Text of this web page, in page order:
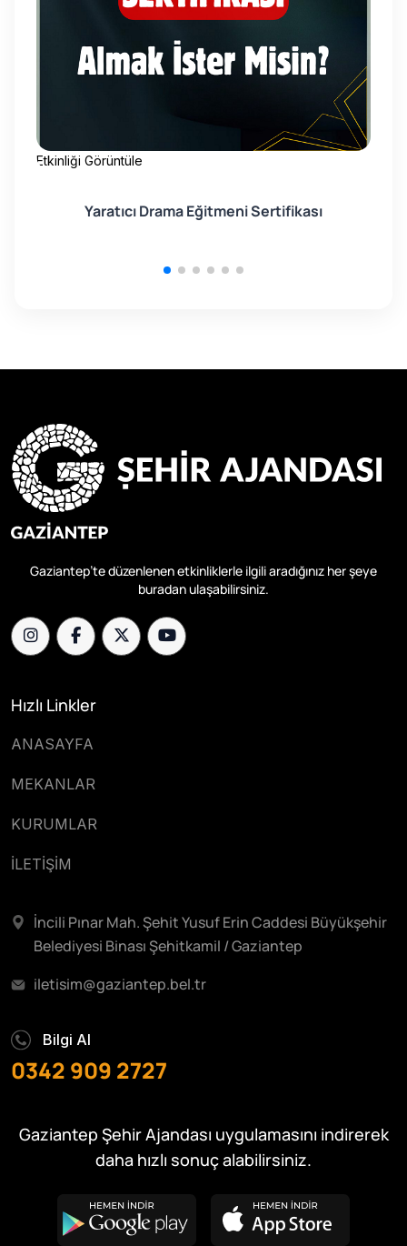
Etkinliği Görüntüle
Yaratıcı Drama Eğitmeni Sertifikası
Gaziantep’te düzenlenen etkinliklerle ilgili aradığınız her şeye
buradan ulaşabilirsiniz.
Hızlı Linkler
ANASAYFA
MEKANLAR
KURUMLAR
İLETİŞİM
İncili Pınar Mah. Şehit Yusuf Erin Caddesi Büyükşehir
Belediyesi Binası Şehitkamil / Gaziantep
iletisim@gaziantep.bel.tr
Bilgi Al
0342 909 2727
Gaziantep Şehir Ajandası uygulamasını indirerek
daha hızlı sonuç alabilirsiniz.